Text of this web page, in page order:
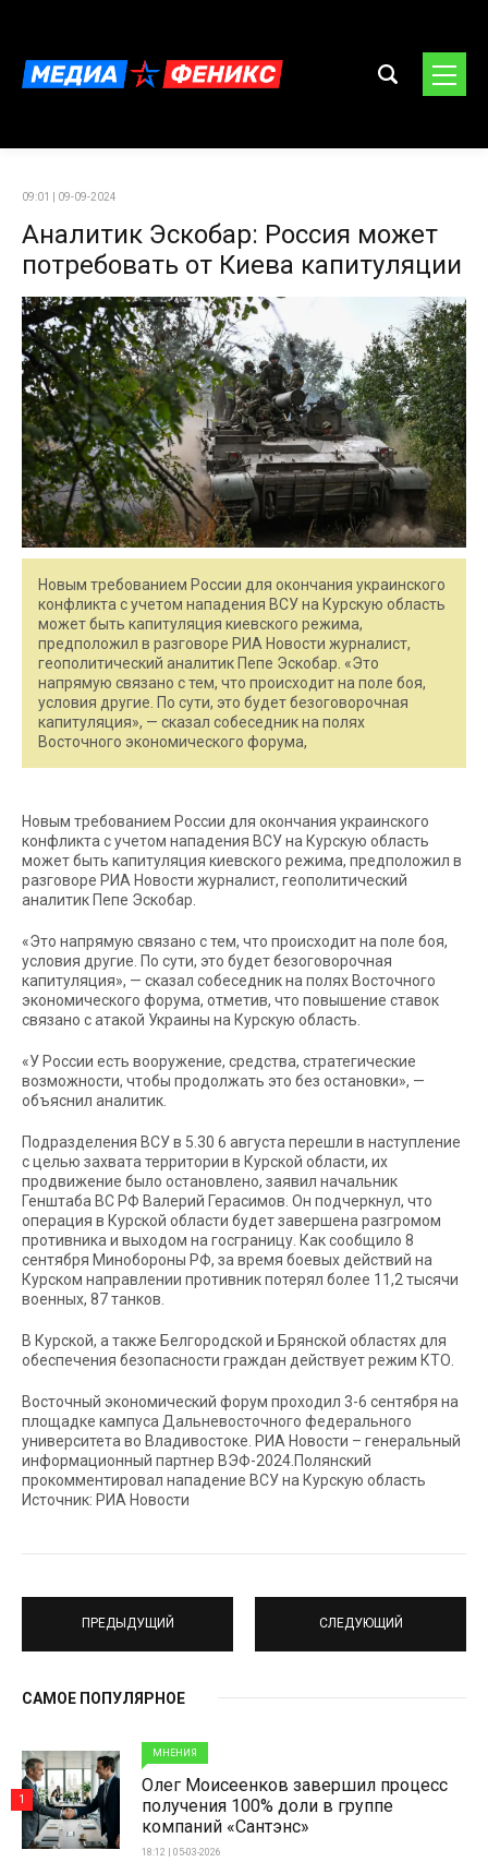
09:01 | 09-09-2024
Аналитик Эскобар: Россия может
потребовать от Киева капитуляции
Новым требованием России для окончания украинского
конфликта с учетом нападения ВСУ на Курскую область
может быть капитуляция киевского режима,
предположил в разговоре РИА Новости журналист,
геополитический аналитик Пепе Эскобар. «Это
напрямую связано с тем, что происходит на поле боя,
условия другие. По сути, это будет безоговорочная
капитуляция», — сказал собеседник на полях
Восточного экономического форума,
Новым требованием России для окончания украинского
конфликта с учетом нападения ВСУ на Курскую область
может быть капитуляция киевского режима, предположил в
разговоре РИА Новости журналист, геополитический
аналитик Пепе Эскобар.
«Это напрямую связано с тем, что происходит на поле боя,
условия другие. По сути, это будет безоговорочная
капитуляция», — сказал собеседник на полях Восточного
экономического форума, отметив, что повышение ставок
связано с атакой Украины на Курскую область.
«У России есть вооружение, средства, стратегические
возможности, чтобы продолжать это без остановки», —
объяснил аналитик.
Подразделения ВСУ в 5.30 6 августа перешли в наступление
с целью захвата территории в Курской области, их
продвижение было остановлено, заявил начальник
Генштаба ВС РФ Валерий Герасимов. Он подчеркнул, что
операция в Курской области будет завершена разгромом
противника и выходом на госграницу. Как сообщило 8
сентября Минобороны РФ, за время боевых действий на
Курском направлении противник потерял более 11,2 тысячи
военных, 87 танков.
В Курской, а также Белгородской и Брянской областях для
обеспечения безопасности граждан действует режим КТО.
Восточный экономический форум проходил 3-6 сентября на
площадке кампуса Дальневосточного федерального
университета во Владивостоке. РИА Новости – генеральный
информационный партнер ВЭФ-2024.Полянский
прокомментировал нападение ВСУ на Курскую область
Источник: РИА Новости
ПРЕДЫДУЩИЙ СЛЕДУЮЩИЙ
САМОЕ ПОПУЛЯРНОЕ
МНЕНИЯ
Олег Моисеенков завершил процесс
получения 100% доли в группе
компаний «Сантэнс»
18:12 | 05-03-2026
1